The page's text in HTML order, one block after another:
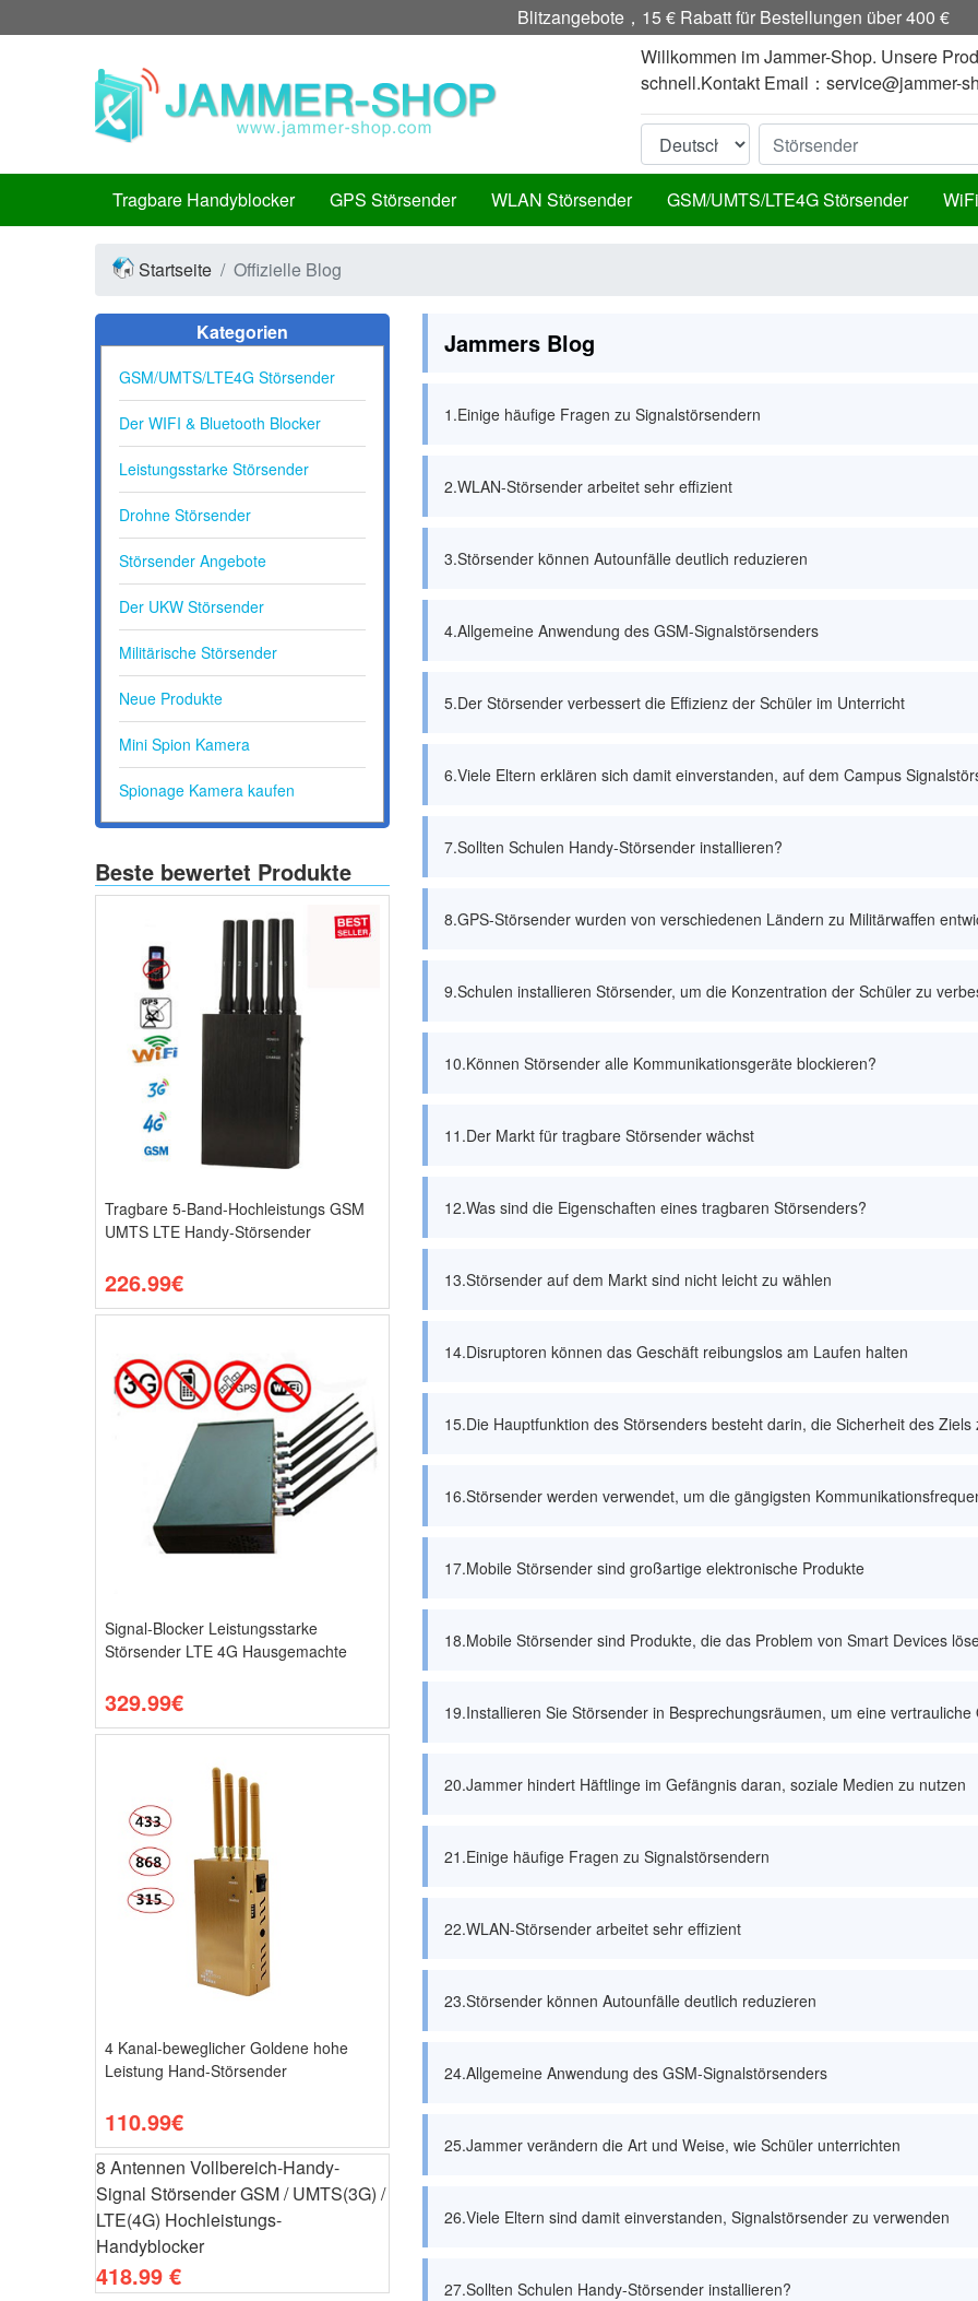
Blitzangebote，15 € Rabatt für Bestellungen über 400 €
Willkommen im Jammer-Shop. Unsere
schnell.Kontakt Email： service@jammer-
Tragbare Handyblocker GPS Störsender WLAN Störsender GSM/UMTS/LTE4G Störsender
Startseite Offizielle Blog
Jammers Blog
1.Einige häufige Fragen zu Signalstörsendern
2.WLAN-Störsender arbeitet sehr effizient
3.Störsender können Autounfälle deutlich reduzieren
4.Allgemeine Anwendung des GSM-Signalstörsenders
5.Der Störsender verbessert die Effizienz der Schüler im Unterricht
6.Viele Eltern erklären sich damit einverstanden, auf dem Campus
7.Sollten Schulen Handy-Störsender installieren?
8.GPS-Störsender wurden von verschiedenen Ländern zu Militärwaffen
9.Schulen installieren Störsender, um die Konzentration der Schüler zu
10.Können Störsender alle Kommunikationsgeräte blockieren?
11.Der Markt für tragbare Störsender wächst
12.Was sind die Eigenschaften eines tragbaren Störsenders?
13.Störsender auf dem Markt sind nicht leicht zu wählen
14.Disruptoren können das Geschäft reibungslos am Laufen halten
15.Die Hauptfunktion des Störsenders besteht darin, die Sicherheit des Ziels
16.Störsender werden verwendet, um die gängigsten
17.Mobile Störsender sind großartige elektronische Produkte
18.Mobile Störsender sind Produkte, die das Problem von Smart Devices
19.Installieren Sie Störsender in Besprechungsräumen, um eine
20.Jammer hindert Häftlinge im Gefängnis daran, soziale Medien zu nutzen
21.Einige häufige Fragen zu Signalstörsendern
22.WLAN-Störsender arbeitet sehr effizient
23.Störsender können Autounfälle deutlich reduzieren
24.Allgemeine Anwendung des GSM-Signalstörsenders
25.Jammer verändern die Art und Weise, wie Schüler unterrichten
26.Viele Eltern sind damit einverstanden, Signalstörsender zu verwenden
27.Sollten Schulen Handy-Störsender installieren?
Kategorien
GSM/UMTS/LTE4G Störsender
Der WIFI & Bluetooth Blocker
Leistungsstarke Störsender
Drohne Störsender
Störsender Angebote
Der UKW Störsender
Militärische Störsender
Neue Produkte
Mini Spion Kamera
Spionage Kamera kaufen
Beste bewertet Produkte
Tragbare 5-Band-Hochleistungs GSM
UMTS LTE Handy-Störsender
226.99€
Signal-Blocker Leistungsstarke
Störsender LTE 4G Hausgemachte
329.99€
4 Kanal-beweglicher Goldene hohe
Leistung Hand-Störsender
110.99€
8 Antennen Vollbereich-Handy-
Signal Störsender GSM / UMTS(3G) /
LTE(4G) Hochleistungs-
Handyblocker
418.99 €